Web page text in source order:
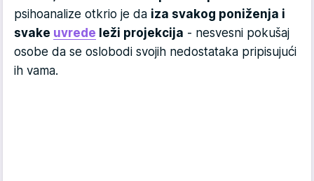
psihoanalize otkrio je da iza svakog poniženja i
svake uvrede leži projekcija - nesvesni pokušaj
osobe da se oslobodi svojih nedostataka pripisujući
ih vama.